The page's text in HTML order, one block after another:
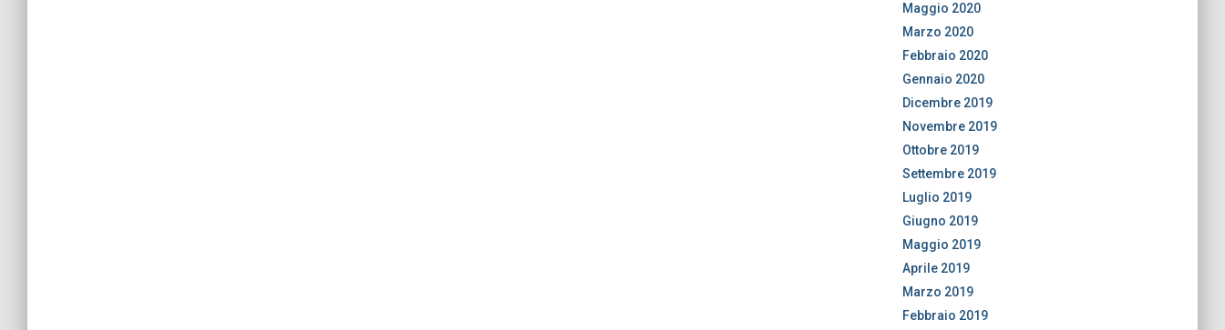
Maggio 2020
Marzo 2020
Febbraio 2020
Gennaio 2020
Dicembre 2019
Novembre 2019
Ottobre 2019
Settembre 2019
Luglio 2019
Giugno 2019
Maggio 2019
Aprile 2019
Marzo 2019
Febbraio 2019